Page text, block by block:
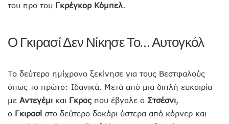
του προ του Γκρέγκορ Κόμπελ.
Ο Γκιρασί Δεν Νίκησε Το… Αυτογκόλ
Το δεύτερο ημίχρονο ξεκίνησε για τους Βεστφαλούς
όπως το πρώτο: Ιδανικά. Μετά από μια διπλή ευκαιρία
με Αντεγέμι και Γκρος που έβγαλε ο Στσέσνι,
ο Γκιρασί στο δεύτερο δοκάρι ύστερα από κόρνερ και